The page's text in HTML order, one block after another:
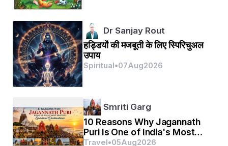
Dr Sanjay Rout
हड्डियों की मजबूती के लिए स्पिरिचुअल
उपाय
Spiritual •07Aug2026
Smriti Garg
10 Reasons Why Jagannath
Puri Is One of India's Most
Beautiful Spiritual
Travel•05Aug2026